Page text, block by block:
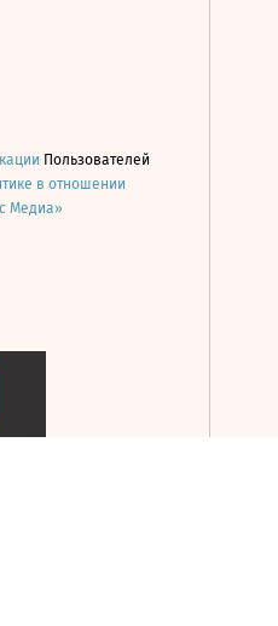
Пользователей
в отношении
Медиа»